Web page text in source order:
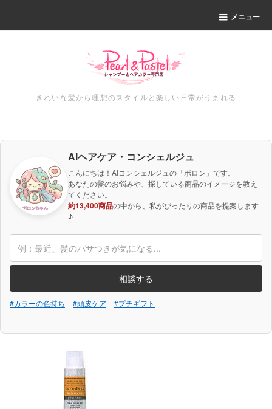
メニュー
きれいな髪から理想のスタイルと楽しい日常がうまれる
AIヘアケア・コンシェルジュ
こんにちは！AIコンシェルジュの「ポロン」です。
あなたの髪のお悩みや、探している商品のイメージを教え
てください。
約13,400商品の中から、私がぴったりの商品を提案します
♪
相談する
#カラーの色持ち #頭皮ケア #プチギフト